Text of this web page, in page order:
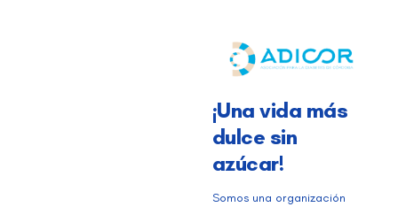
¡Una vida más
dulce sin
azúcar!
Somos una organización